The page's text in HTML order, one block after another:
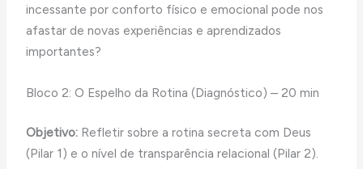
incessante por conforto físico e emocional pode nos
afastar de novas experiências e aprendizados
importantes?
Bloco 2: O Espelho da Rotina (Diagnóstico) – 20 min
Objetivo: Refletir sobre a rotina secreta com Deus
(Pilar 1) e o nível de transparência relacional (Pilar 2).